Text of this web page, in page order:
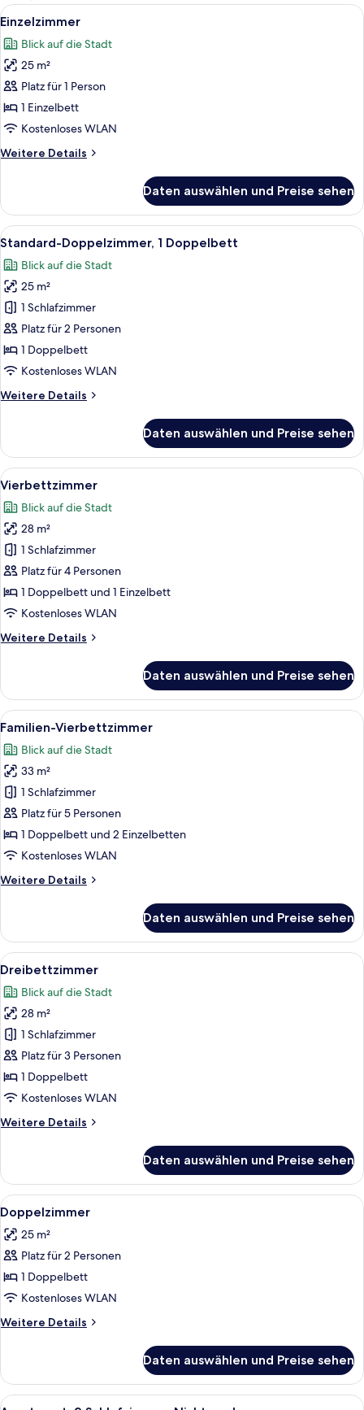
Zimmer
Alle
Fotos
für
Einzelzimmer
anzeigen
Ein Bett mit Holz Kopfteil, weißen
2
Einzelzimmer
Blick auf die Stadt
25 m²
Platz für 1 Person
1 Einzelbett
Kostenloses WLAN
Weitere Details
Weitere
Daten auswählen und Preise sehen
Alle
Fotos
für
Standard-
Doppelzimmer,
1
Doppelbett
anzeigen
Ein Hotelzimmer mit Bett,
4
Standard-Doppelzimmer, 1 Doppelbett
Blick auf die Stadt
25 m²
1 Schlafzimmer
Platz für 2 Personen
1 Doppelbett
Kostenloses WLAN
Weitere Details
Weitere
Doppelzimmer,
Doppelbett
Daten auswählen und Preise sehen
Alle
Fotos
für
Vierbettzimmer
anzeigen
Ein Hotelzimmer mit einem Bett,
3
Vierbettzimmer
Blick auf die Stadt
28 m²
1 Schlafzimmer
Platz für 4 Personen
1 Doppelbett und 1 Einzelbett
Kostenloses WLAN
Weitere Details
Weitere
Daten auswählen und Preise sehen
Alle
Fotos
für
Familien-
Vierbettzimmer
anzeigen
Ein Bett mit Holz Kopfteil, weißen
3
Familien-Vierbettzimmer
Blick auf die Stadt
33 m²
1 Schlafzimmer
Platz für 5 Personen
1 Doppelbett und 2 Einzelbetten
Kostenloses WLAN
Weitere Details
Weitere
Vierbettzimmer
Daten auswählen und Preise sehen
Alle
Fotos
für
Dreibettzimmer
anzeigen
Ein Hotelzimmer mit Bett,
4
Dreibettzimmer
Blick auf die Stadt
28 m²
1 Schlafzimmer
Platz für 3 Personen
1 Doppelbett
Kostenloses WLAN
Weitere Details
Weitere
Daten auswählen und Preise sehen
Alle
Fotos
für
Doppelzimmer
anzeigen
Doppelzimmer | Minibar,
4
Doppelzimmer
25 m²
Platz für 2 Personen
1 Doppelbett
Kostenloses WLAN
Weitere Details
Weitere
Daten auswählen und Preise sehen
Alle Ein Bett mit weißer Bettwäsche,